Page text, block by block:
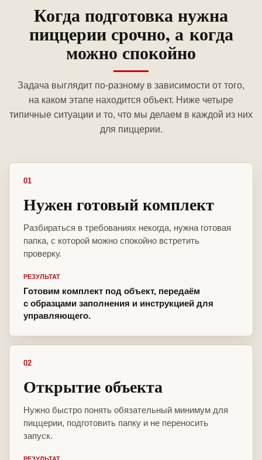
Когда подготовка нужна
пиццерии срочно, а когда
можно спокойно
Задача выглядит по-разному в зависимости от того,
на каком этапе находится объект. Ниже четыре
типичные ситуации и то, что мы делаем в каждой из них
для пиццерии.
01
Нужен готовый комплект
Разбираться в требованиях некогда, нужна готовая
папка, с которой можно спокойно встретить
проверку.
РЕЗУЛЬТАТ
Готовим комплект под объект, передаём
с образцами заполнения и инструкцией для
управляющего.
02
Открытие объекта
Нужно быстро понять обязательный минимум для
пиццерии, подготовить папку и не переносить
запуск.